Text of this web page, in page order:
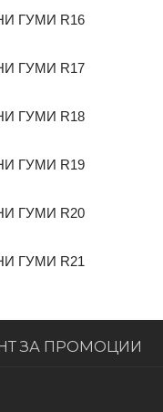
ГУМИ R16
ГУМИ R17
ГУМИ R18
ГУМИ R19
ГУМИ R20
ГУМИ R21
ЗА ПРОМОЦИИ